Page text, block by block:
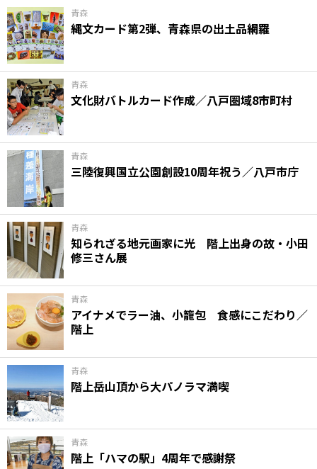
青森
縄文カード第2弾、青森県の出土品網羅
青森
文化財バトルカード作成／八戸圏域8市町村
青森
三陸復興国立公園創設10周年祝う／八戸市庁
青森
知られざる地元画家に光 階上出身の故・小田
修三さん展
青森
アイナメでラー油、小籠包 食感にこだわり／
階上
青森
階上岳山頂から大パノラマ満喫
青森
階上「ハマの駅」4周年で感謝祭